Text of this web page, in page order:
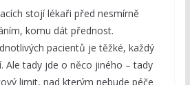
stojí lékaři před nesmírně
komu dát přednost.
pacientů je těžké, každý
Ale tady jde o něco jiného – tady
limit, nad kterým nebude péče